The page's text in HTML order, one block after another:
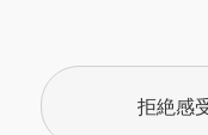
拒絶感